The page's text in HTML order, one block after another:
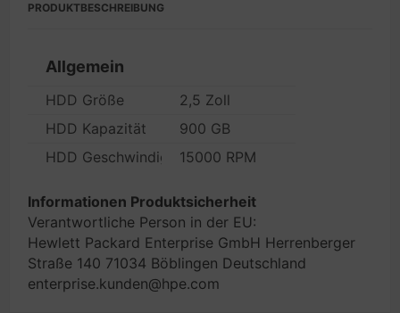
PRODUKTBESCHREIBUNG
Allgemein
HDD Größe
2,5 Zoll
HDD Kapazität
900 GB
HDD Geschwindigkeit15000 RPM
Informationen Produktsicherheit
Verantwortliche Person in der EU:
Hewlett Packard Enterprise GmbH Herrenberger
Straße 140 71034 Böblingen Deutschland
enterprise.kunden@hpe.com